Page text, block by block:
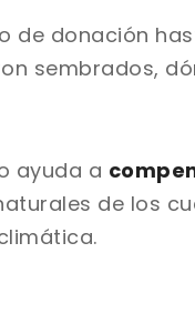
de donación
sembrados,
ayuda a
de los